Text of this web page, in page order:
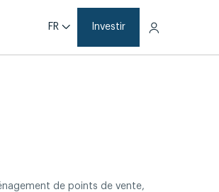
FR Investir
de points de vente,